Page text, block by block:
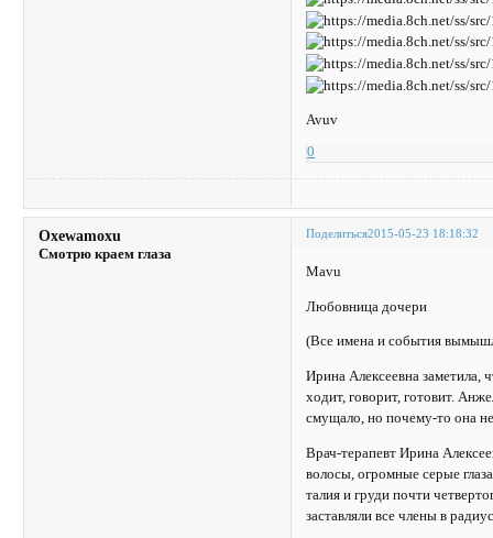
Avuv
0
Поделиться2015-05-23 18:18:32
Oxewamoxu
Смотрю краем глаза
Mavu
Любовница дочери
(Все имена и события
Ирина Алексеевна заметила,
ходит, говорит, готовит.
смущало, но почему-то она
Врач-терапевт Ирина
волосы, огромные серые
талия и груди почти
заставляли все члены в